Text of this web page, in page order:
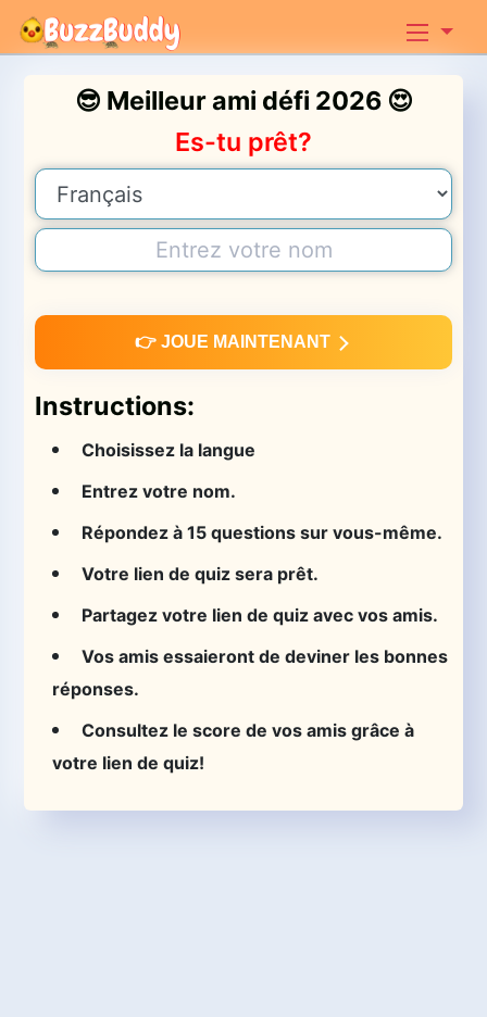
😎 Meilleur ami défi 2026 😍
Es-tu prêt?
👉 JOUE MAINTENANT
Instructions:
Choisissez la langue
Entrez votre nom.
Répondez à 15 questions sur vous-même.
Votre lien de quiz sera prêt.
Partagez votre lien de quiz avec vos amis.
Vos amis essaieront de deviner les bonnes
réponses.
Consultez le score de vos amis grâce à
votre lien de quiz!